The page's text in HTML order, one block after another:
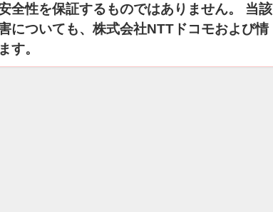
全性を保証するものではありません。 当該
についても、株式会社NTTドコモおよび情
す。